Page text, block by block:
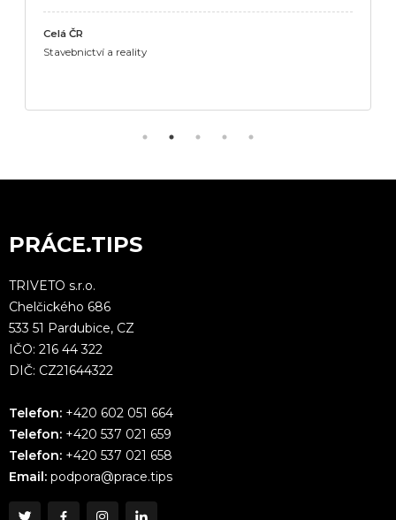
Celá ČR
Stavebnictví a reality
PRÁCE.TIPS
TRIVETO s.r.o.
Chelčického 686
533 51 Pardubice, CZ
IČO: 216 44 322
DIČ: CZ21644322
Telefon: +420 602 051 664
Telefon: +420 537 021 659
Telefon: +420 537 021 658
Email: podpora@prace.tips